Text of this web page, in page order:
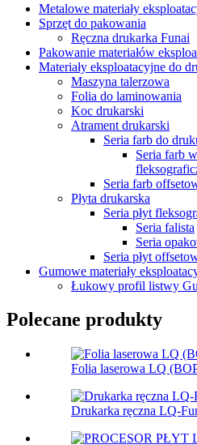
Metalowe materiały
Sprzęt do pakowania
Ręczna drukarka Funai
Pakowanie materiałów
Materiały eksploatacyjne do
Maszyna talerzowa
Folia do laminowania
Koc drukarski
Atrament drukarski
Seria farb do
Seria farb
Seria farb
Płyta drukarska
Seria płyt
Seria falista
Seria
Seria płyt
Gumowe materiały
Łukowy profil listwy
Polecane produkty
Folia laserowa LQ
Drukarka ręczna LQ-